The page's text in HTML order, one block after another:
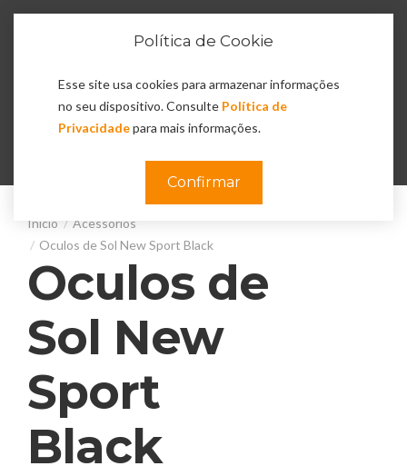
Política de Cookie
Esse site usa cookies para armazenar informações
no seu dispositivo. Consulte Política de
Privacidadepara mais informações.
Confirmar
0
Acessórios
Oculos de Sol New Sport Black
Oculos de
Sol New
Sport
Black